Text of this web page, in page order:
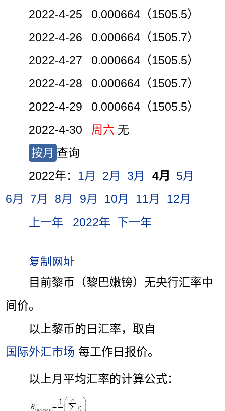
2022-4-25 0.000664（1505.5）
2022-4-26 0.000664（1505.7）
2022-4-27 0.000664（1505.5）
2022-4-28 0.000664（1505.7）
2022-4-29 0.000664（1505.5）
2022-4-30 周六 无
按月 查询
2022年： 1月 2月 3月 4月
5月
6月
7月 8月 9月 10月 11月
12月
上一年
2022年 下一年
目前黎币（黎巴嫩镑）无央行汇率中
间价。
以上黎币的日汇率，取自
国际外汇市场 每工作日报价。
以上月平均汇率的计算公式：